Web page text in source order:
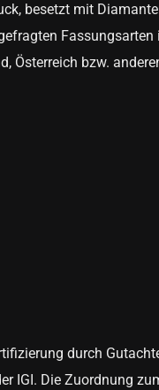
besetzt mit
Österreich bzw.
durch
IGI. Die Zuordnung